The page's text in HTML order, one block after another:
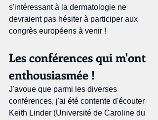
s'intéressant à la dermatologie ne
devraient pas hésiter à participer aux
congrès européens à venir !
Les conférences qui m'ont
enthousiasmée !
J'avoue que parmi les diverses
conférences, j'ai été contente d'écouter
Keith Linder (Université de Caroline du